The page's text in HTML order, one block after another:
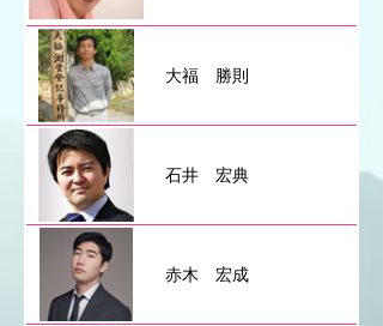
大福 勝則
石井 宏典
赤木 宏成